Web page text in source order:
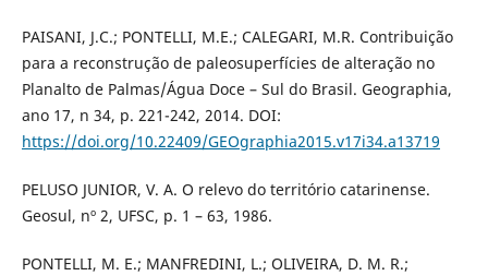
PAISANI, J.C.; PONTELLI, M.E.; CALEGARI, M.R. Contribuição
para a reconstrução de paleosuperfícies de alteração no
Planalto de Palmas/Água Doce – Sul do Brasil. Geographia,
ano 17, n 34, p. 221-242, 2014. DOI:
https://doi.org/10.22409/GEOgraphia2015.v17i34.a13719
PELUSO JUNIOR, V. A. O relevo do território catarinense.
Geosul, nº 2, UFSC, p. 1 – 63, 1986.
PONTELLI, M. E.; MANFREDINI, L.; OLIVEIRA, D. M. R.;